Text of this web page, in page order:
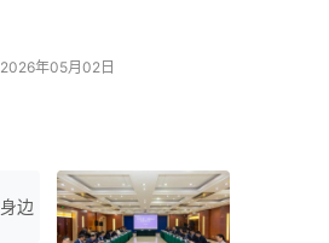
2026年05月02日